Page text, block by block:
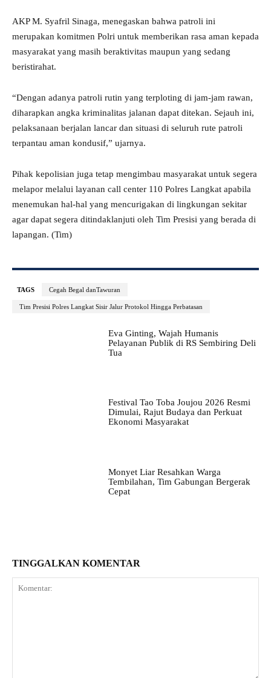
AKP M. Syafril Sinaga, menegaskan bahwa patroli ini
merupakan komitmen Polri untuk memberikan rasa aman kepada
masyarakat yang masih beraktivitas maupun yang sedang
beristirahat.
“Dengan adanya patroli rutin yang terploting di jam-jam rawan,
diharapkan angka kriminalitas jalanan dapat ditekan. Sejauh ini,
pelaksanaan berjalan lancar dan situasi di seluruh rute patroli
terpantau aman kondusif,” ujarnya.
Pihak kepolisian juga tetap mengimbau masyarakat untuk segera
melapor melalui layanan call center 110 Polres Langkat apabila
menemukan hal-hal yang mencurigakan di lingkungan sekitar
agar dapat segera ditindaklanjuti oleh Tim Presisi yang berada di
lapangan. (Tim)
TAGS Cegah Begal danTawuran
Tim Presisi Polres Langkat Sisir Jalur Protokol Hingga Perbatasan
Eva Ginting, Wajah Humanis
Pelayanan Publik di RS Sembiring Deli
Tua
Festival Tao Toba Joujou 2026 Resmi
Dimulai, Rajut Budaya dan Perkuat
Ekonomi Masyarakat
Monyet Liar Resahkan Warga
Tembilahan, Tim Gabungan Bergerak
Cepat
TINGGALKAN KOMENTAR